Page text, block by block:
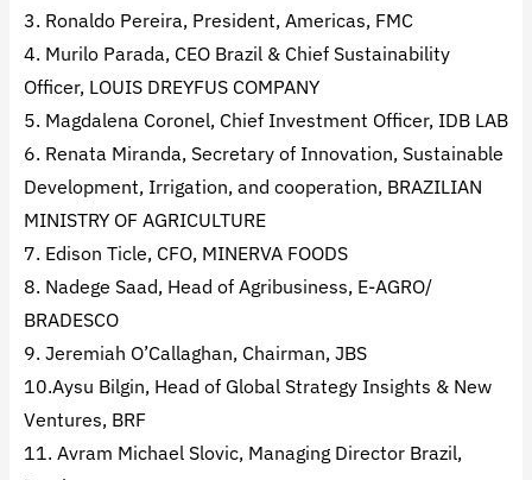
3. Ronaldo Pereira, President, Americas, FMC
4. Murilo Parada, CEO Brazil & Chief Sustainability
Officer, LOUIS DREYFUS COMPANY
5. Magdalena Coronel, Chief Investment Officer, IDB LAB
6. Renata Miranda, Secretary of Innovation, Sustainable
Development, Irrigation, and cooperation, BRAZILIAN
MINISTRY OF AGRICULTURE
7. Edison Ticle, CFO, MINERVA FOODS
8. Nadege Saad, Head of Agribusiness, E-AGRO/
BRADESCO
9. Jeremiah O’Callaghan, Chairman, JBS
10.Aysu Bilgin, Head of Global Strategy Insights & New
Ventures, BRF
11. Avram Michael Slovic, Managing Director Brazil,